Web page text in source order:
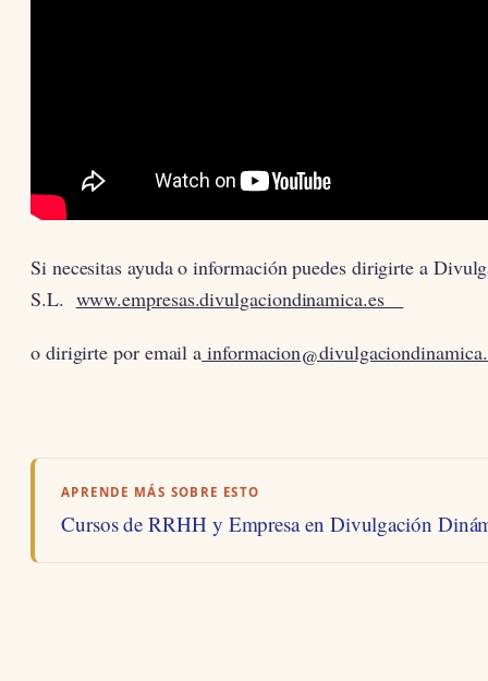
Si necesitas ayuda o información puedes dirigirte a
S.L. www.empresas.divulgaciondinamica.es
o dirigirte por email a
APRENDE MÁS SOBRE ESTO
Cursos de RRHH y Empresa en Divulgación